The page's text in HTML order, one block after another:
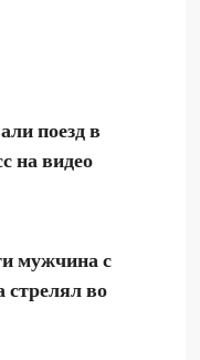
поезд в
на видео
мужчина с
стрелял во